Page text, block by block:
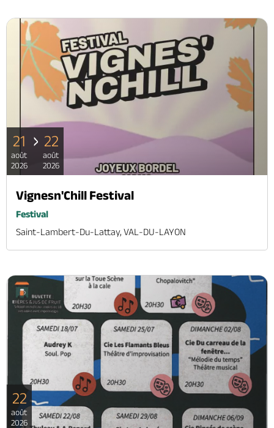
21
août
2026
22
août
2026
Vignesn'Chill Festival
Festival
Saint-Lambert-Du-Lattay, VAL-DU-LAYON
22
août
2026